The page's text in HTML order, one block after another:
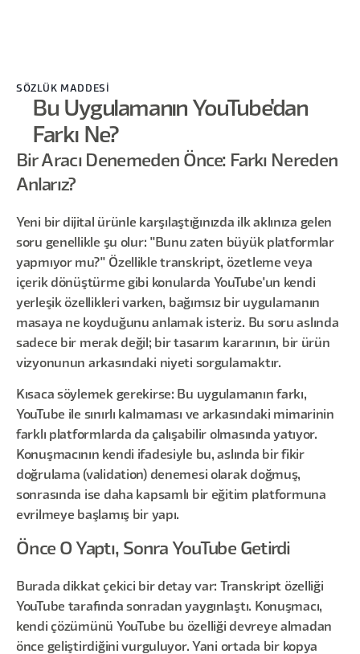
SÖZLÜK MADDESİ
Bu Uygulamanın YouTube'dan
Farkı Ne?
Bir Aracı Denemeden Önce: Farkı Nereden
Anlarız?
Yeni bir dijital ürünle karşılaştığınızda ilk aklınıza gelen
soru genellikle şu olur: "Bunu zaten büyük platformlar
yapmıyor mu?" Özellikle transkript, özetleme veya
içerik dönüştürme gibi konularda YouTube'un kendi
yerleşik özellikleri varken, bağımsız bir uygulamanın
masaya ne koyduğunu anlamak isteriz. Bu soru aslında
sadece bir merak değil; bir tasarım kararının, bir ürün
vizyonunun arkasındaki niyeti sorgulamaktır.
Kısaca söylemek gerekirse: Bu uygulamanın farkı,
YouTube ile sınırlı kalmaması ve arkasındaki mimarinin
farklı platformlarda da çalışabilir olmasında yatıyor.
Konuşmacının kendi ifadesiyle bu, aslında bir fikir
doğrulama (validation) denemesi olarak doğmuş,
sonrasında ise daha kapsamlı bir eğitim platformuna
evrilmeye başlamış bir yapı.
Önce O Yaptı, Sonra YouTube Getirdi
Burada dikkat çekici bir detay var: Transkript özelliği
YouTube tarafında sonradan yaygınlaştı. Konuşmacı,
kendi çözümünü YouTube bu özelliği devreye almadan
önce geliştirdiğini vurguluyor. Yani ortada bir kopya